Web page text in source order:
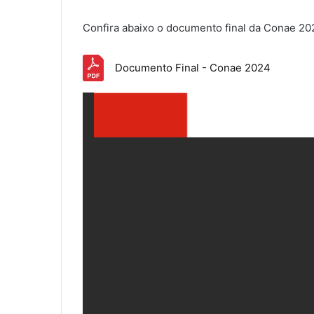
Confira abaixo o documento final da Conae
Documento Final - Conae 2024